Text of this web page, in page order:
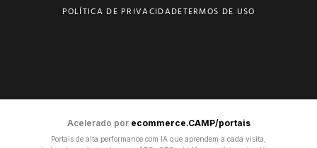
POLÍTICA DE PRIVACIDADETERMOS DE USO
Acelerado por ecommerce.CAMP/portais
Portais de alta performance com IA que aprendem a cada visita,